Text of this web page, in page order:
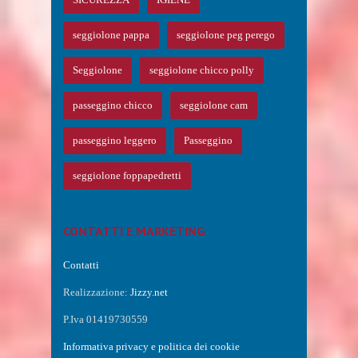
seggiolone pappa seggiolone peg perego
Seggiolone seggiolone chicco polly
passeggino chicco seggiolone cam
passeggino leggero Passeggino
seggiolone foppapedretti
CONTATTI E MARKETING
Contatti
Realizzazione: Jizzy.net
P.Iva 01419730559
Informativa privacy e politica dei cookie